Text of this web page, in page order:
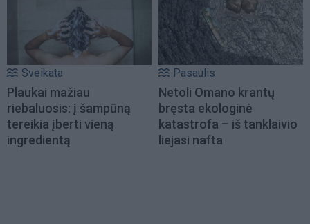
Sveikata
Plaukai mažiau
riebaluosis: į šampūną
tereikia įberti vieną
ingredientą
Pasaulis
Netoli Omano krantų
bręsta ekologinė
katastrofa – iš tanklaivio
liejasi nafta